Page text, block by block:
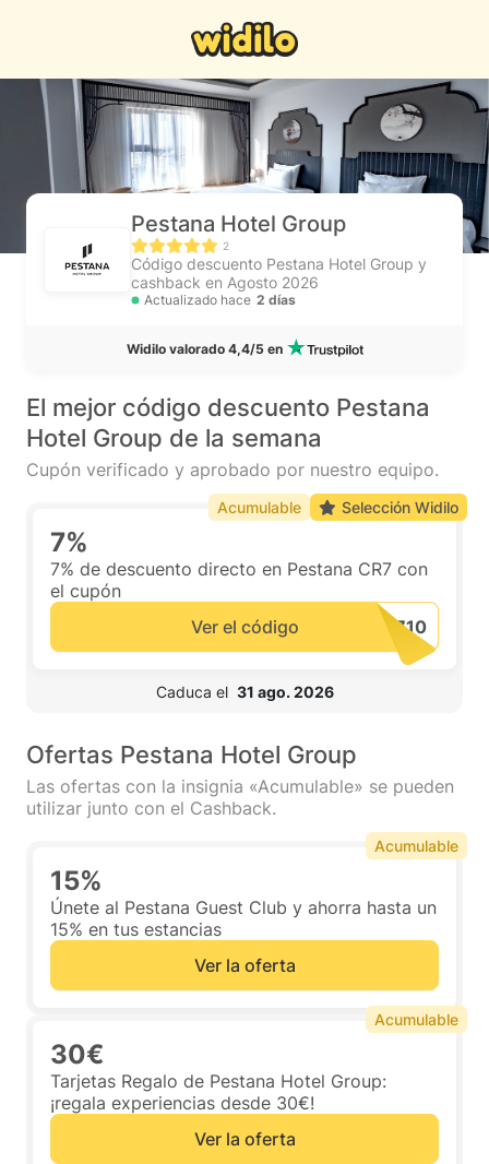
Pestana Hotel Group
2
Código descuento Pestana Hotel Group y
cashback en Agosto 2026
Actualizado hace 2 días
Widilo valorado 4,4/5 en
El mejor código descuento Pestana
Hotel Group de la semana
Cupón verificado y aprobado por nuestro equipo.
7%
7% de descuento directo en Pestana CR7 con
el cupón
Ver el código
Caduca el 31 ago. 2026
Acumulable Selección Widilo
Ofertas Pestana Hotel Group
Las ofertas con la insignia «Acumulable» se pueden
utilizar junto con el Cashback.
15%
Únete al Pestana Guest Club y ahorra hasta un
15% en tus estancias
Ver la oferta
Acumulable
30€
Tarjetas Regalo de Pestana Hotel Group:
¡regala experiencias desde 30€!
Ver la oferta
Acumulable